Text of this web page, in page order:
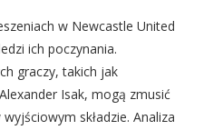
w Newcastle United
ich poczynania.
graczy, takich jak
Isak, mogą zmusić
składzie. Analiza